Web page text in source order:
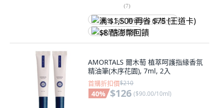
(7)
满 $1,500 再省 $75 (王道卡)
$8 酷澎幣回饋
AMORTALS 爾木萄 植萃呵護指緣香氛
精油筆(木序花園), 7ml, 2入
首購折扣價$210
40% $126 ($90.00/10ml)